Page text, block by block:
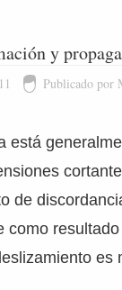
y
Publicado por
está
de
como